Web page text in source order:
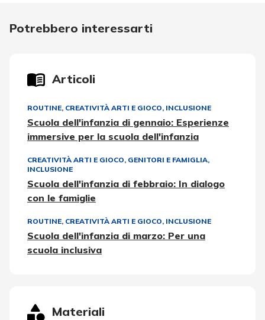
Potrebbero interessarti
Articoli
ROUTINE, CREATIVITÀ ARTI E GIOCO, INCLUSIONE
Scuola dell'infanzia di gennaio: Esperienze
immersive per la scuola dell'infanzia
CREATIVITÀ ARTI E GIOCO, GENITORI E FAMIGLIA,
INCLUSIONE
Scuola dell'infanzia di febbraio: In dialogo
con le famiglie
ROUTINE, CREATIVITÀ ARTI E GIOCO, INCLUSIONE
Scuola dell'infanzia di marzo: Per una
scuola inclusiva
Materiali